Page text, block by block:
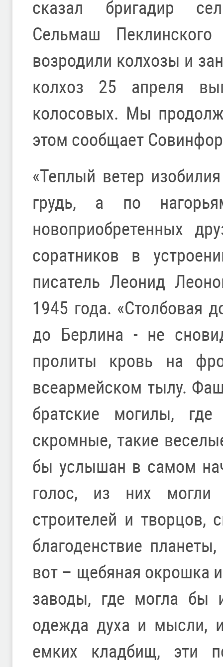
сказал бригадир
Сельмаш
возродили колхозы и
колхоз 25 апреля
колосовых. Мы
этом сообщает
«Теплый ветер
грудь, а по
новоприобретенных
соратников в
писатель Леонид
1945 года. «Столбовая
до Берлина - не
пролиты кровь на
всеармейском тылу.
братские могилы,
скромные, такие
бы услышан в самом
голос, из них
строителей и творцов,
благоденствие
вот – щебяная окрошка
заводы, где могла бы
одежда духа и мысли,
емких кладбищ, эти